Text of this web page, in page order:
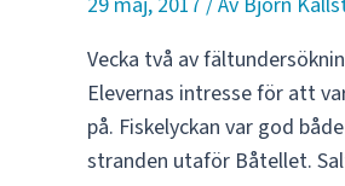
Vecka två av
Elevernas intresse för att
på. Fiskelyckan var god
stranden utaför Båtellet.